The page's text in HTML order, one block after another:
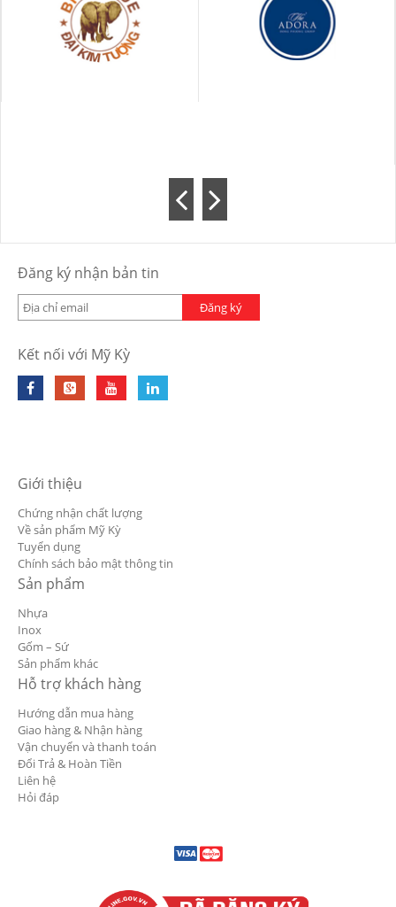
Đăng ký nhận bản tin
Đăng ký
Kết nối với Mỹ Kỳ
Giới thiệu
Chứng nhận chất lượng
Về sản phẩm Mỹ Kỳ
Tuyển dụng
Chính sách bảo mật thông tin
Sản phẩm
Nhựa
Inox
Gốm – Sứ
Sản phẩm khác
Hỗ trợ khách hàng
Hướng dẫn mua hàng
Giao hàng & Nhận hàng
Vận chuyển và thanh toán
Đổi Trả & Hoàn Tiền
Liên hệ
Hỏi đáp